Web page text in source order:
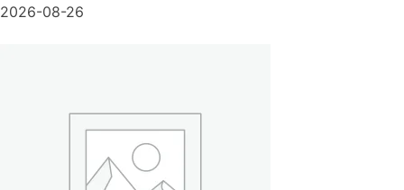
2026-08-26